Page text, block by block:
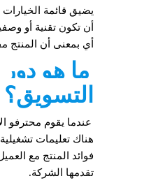
يضيق قائمة
أن تكون تقنية أو
أي بمعنى أن المنتج
ما هو
التسويق؟
عندما يقوم محترفو
هناك تعليمات
فوائد المنتج مع
تقدمها الشركة.